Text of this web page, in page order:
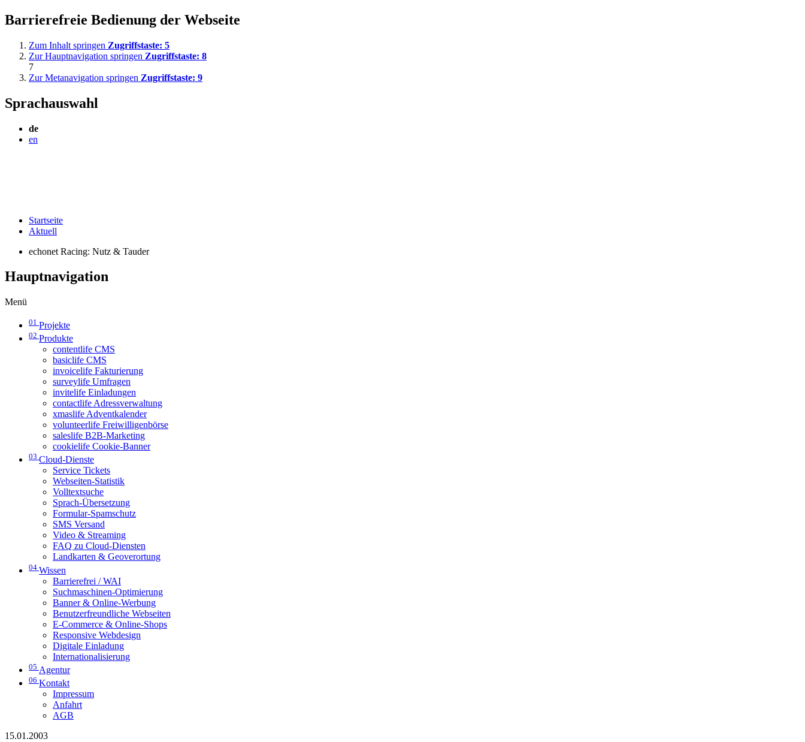
Barrierefreie Bedienung der Webseite
Zum Inhalt springen Zugriffstaste: 5
Zur Hauptnavigation springen Zugriffstaste: 8
7
Zur Metanavigation springen Zugriffstaste: 9
Sprachauswahl
de
en
Startseite
Aktuell
echonet Racing: Nutz & Tauder
Hauptnavigation
Menü
01 Projekte
02 Produkte
contentlife CMS
basiclife CMS
invoicelife Fakturierung
surveylife Umfragen
invitelife Einladungen
contactlife Adressverwaltung
xmaslife Adventkalender
volunteerlife Freiwilligenbörse
saleslife B2B-Marketing
cookielife Cookie-Banner
03 Cloud-Dienste
Service Tickets
Webseiten-Statistik
Volltextsuche
Sprach-Übersetzung
Formular-Spamschutz
SMS Versand
Video & Streaming
FAQ zu Cloud-Diensten
Landkarten & Geoverortung
04 Wissen
Barrierefrei / WAI
Suchmaschinen-Optimierung
Banner & Online-Werbung
Benutzerfreundliche Webseiten
E-Commerce & Online-Shops
Responsive Webdesign
Digitale Einladung
Internationalisierung
05 Agentur
06 Kontakt
Impressum
Anfahrt
AGB
15.01.2003